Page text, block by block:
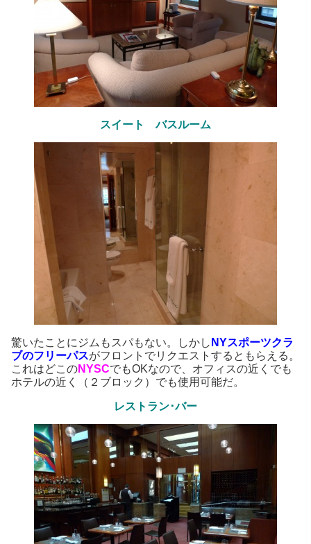
スイート バスルーム
驚いたことにジムもスパもない。しかし NYスポーツクラ
ブのフリーパスがフロントでリクエストするともらえる。
これはどこのNYSCでもOKなので、オフィスの近くでも
ホテルの近く（２ブロック）でも使用可能だ。
レストラン･バー